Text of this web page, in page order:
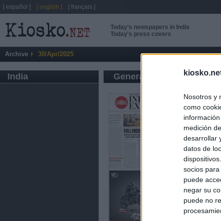
Nosotros y
como
medición
desarrollar
datos de
socios
puede
negar su
puede no
Today's newspapers in India
Today's press covers
Archive 30/Apr/2025
India General press
[ español ] [ english ] [ français ]